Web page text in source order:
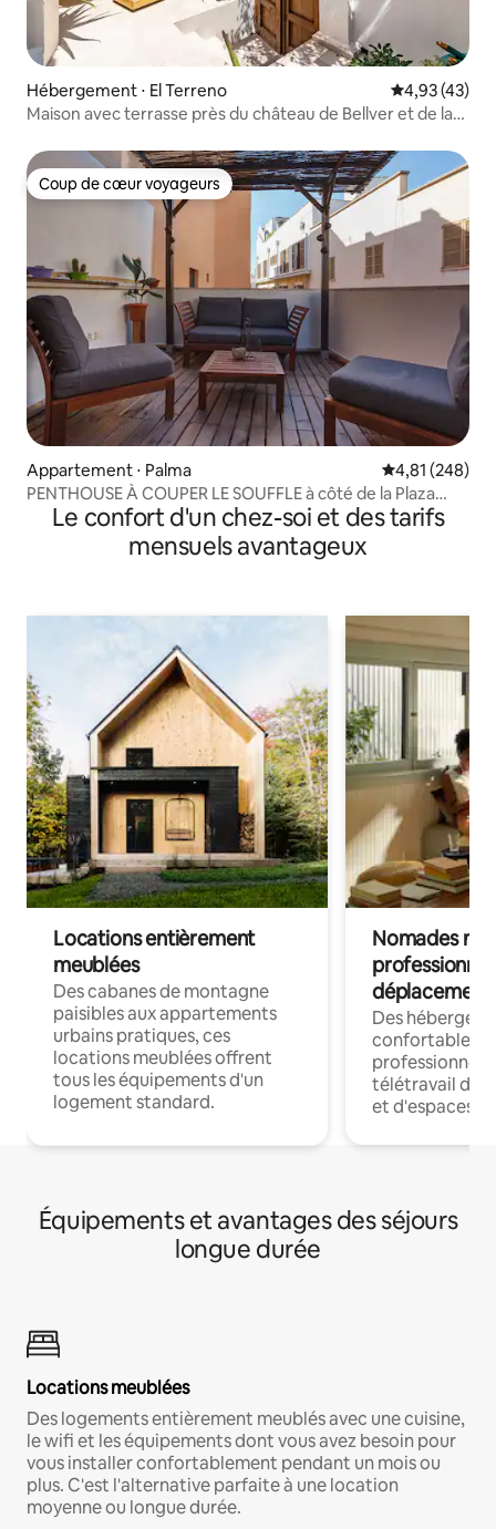
Hébergement ⋅ El Terreno Évaluation
4,93 (43)
Maison avec terrasse près du château de Bellver et de la
Coup de cœur voyageurs
Coup de cœur voyageurs
Appartement ⋅ Palma Évaluation
4,81 (248)
PENTHOUSE À COUPER LE SOUFFLE à côté de la Plaza
Mayor
Le confort d'un chez-soi et des tarifs
mensuels avantageux
Locations entièrement
meublées
Des cabanes de montagne
paisibles aux appartements
urbains pratiques, ces
locations meublées offrent
tous les équipements d'un
logement standard.
Nomades
déplacement
Des
confortables
professionnels
télétravail
et d'espaces
Équipements et avantages des séjours
longue durée
Locations meublées
Des logements entièrement meublés avec une cuisine,
le wifi et les équipements dont vous avez besoin pour
vous installer confortablement pendant un mois ou
plus. C'est l'alternative parfaite à une location
moyenne ou longue durée.